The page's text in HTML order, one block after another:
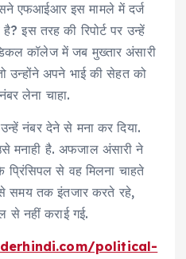
एफआईआर इस मामले में दर्ज
इस तरह की रिपोर्ट पर उन्हें
कॉलेज में जब मुख्तार अंसारी
उन्होंने अपने भाई की सेहत को
लेना चाहा.
नंबर देने से मना कर दिया.
मनाही है. अफजाल अंसारी ने
से वह मिलना चाहते
समय तक इंतजार करते रहे,
से नहीं कराई गई.
political-